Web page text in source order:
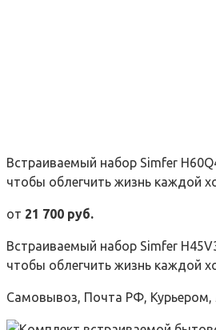
Встраиваемый набор Simfer
чтобы облегчить жизнь каждой
от 21 700 руб.
Встраиваемый набор Simfer
чтобы облегчить жизнь каждой
Самовывоз, Почта РФ, Курьером,